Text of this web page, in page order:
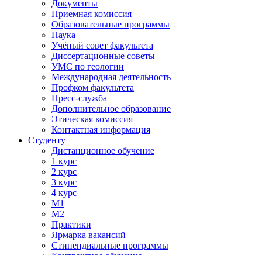
Документы
Приемная комиссия
Образовательные программы
Наука
Учёный совет факультета
Диссертационные советы
УМС по геологии
Международная деятельность
Профком факультета
Пресс-служба
Дополнительное образование
Этическая комиссия
Контактная информация
Студенту
Дистанционное обучение
1 курс
2 курс
3 курс
4 курс
М1
М2
Практики
Ярмарка вакансий
Стипендиальные программы